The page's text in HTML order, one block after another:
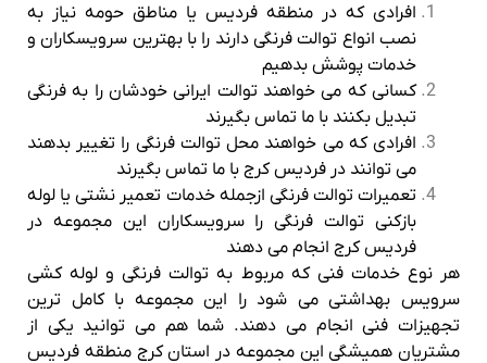
افرادی که در منطقه فردیس یا مناطق حومه نیاز به
نصب انواع توالت فرنگی دارند را با بهترین سرویسکاران و
خدمات پوشش بدهیم
کسانی که می خواهند توالت ایرانی خودشان را به فرنگی
تبدیل بکنند با ما تماس بگیرند
افرادی که می خواهند محل توالت فرنگی را تغییر بدهند
می توانند در فردیس کرج با ما تماس بگیرند
تعمیرات توالت فرنگی ازجمله خدمات تعمیر نشتی یا لوله
بازکنی توالت فرنگی را سرویسکاران این مجموعه در
فردیس کرج انجام می دهند
هر نوع خدمات فنی که مربوط به توالت فرنگی و لوله کشی
سرویس بهداشتی می شود را این مجموعه با کامل ترین
تجهیزات فنی انجام می دهند. شما هم می توانید یکی از
مشتریان همیشگی این مجموعه در استان کرج منطقه فردیس